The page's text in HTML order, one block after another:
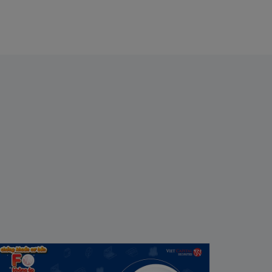
khoán Cơ Bản #8 | F0 Không ép:
chỉ báo phân tích kỹ thuật trong